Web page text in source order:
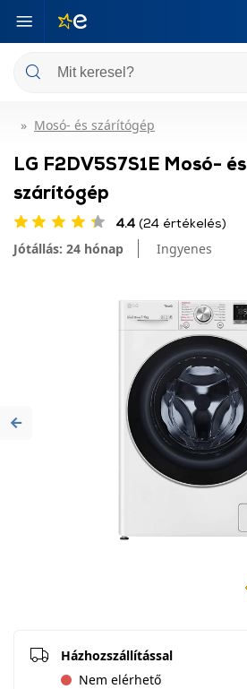
Mosó- és szárítógép
LG F2DV5S7S1E Mosó- és
szárítógép
4.4 (24 értékelés)
Jótállás: 24 hónap Ingyenes
Previous
Házhozszállítással
Nem elérhető